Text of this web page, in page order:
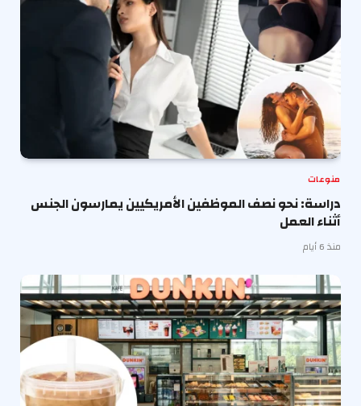
منوعات
دراسة: نحو نصف الموظفين الأمريكيين يمارسون الجنس
أثناء العمل
منذ 6 أيام